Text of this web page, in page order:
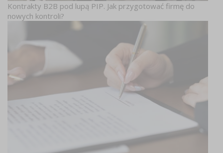
Kontrakty B2B pod lupą PIP. Jak przygotować firmę do
nowych kontroli?